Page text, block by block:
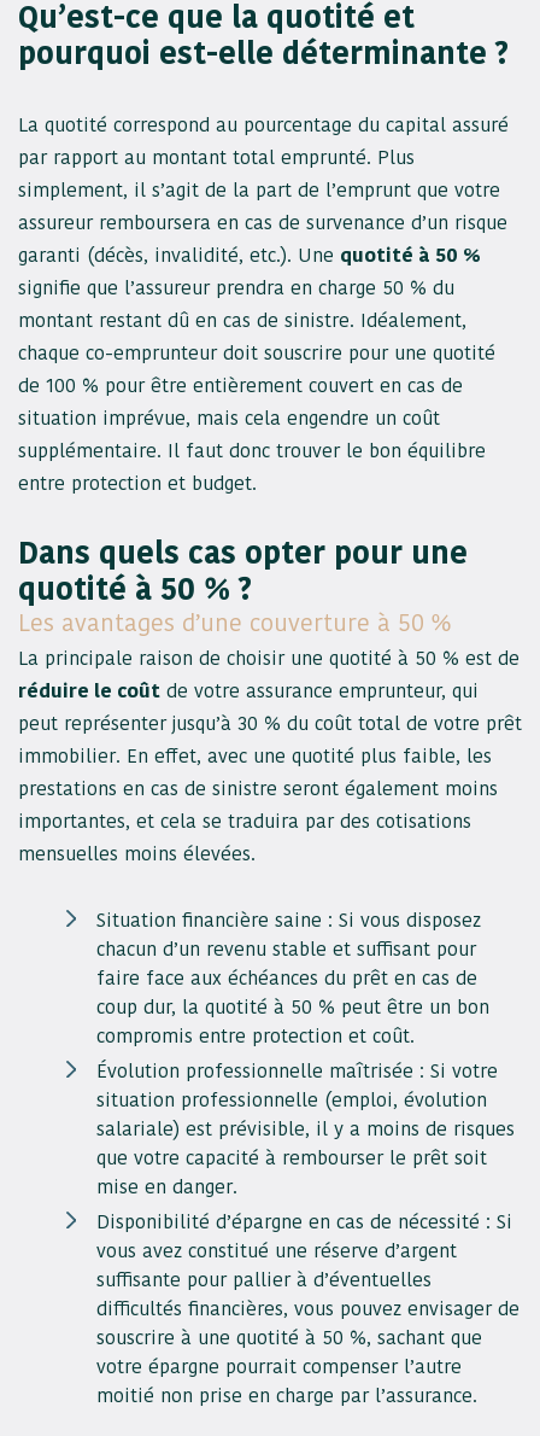
Qu’est-ce que la quotité et
pourquoi est-elle déterminante ?
La quotité correspond au pourcentage du capital assuré
par rapport au montant total emprunté. Plus
simplement, il s’agit de la part de l’emprunt que votre
assureur remboursera en cas de survenance d’un risque
garanti (décès, invalidité, etc.). Une quotité à 50 %
signifie que l’assureur prendra en charge 50 % du
montant restant dû en cas de sinistre. Idéalement,
chaque co-emprunteur doit souscrire pour une quotité
de 100 % pour être entièrement couvert en cas de
situation imprévue, mais cela engendre un coût
supplémentaire. Il faut donc trouver le bon équilibre
entre protection et budget.
Dans quels cas opter pour une
quotité à 50 % ?
Les avantages d’une couverture à 50 %
La principale raison de choisir une quotité à 50 % est de
réduire le coût de votre assurance emprunteur, qui
peut représenter jusqu’à 30 % du coût total de votre prêt
immobilier. En effet, avec une quotité plus faible, les
prestations en cas de sinistre seront également moins
importantes, et cela se traduira par des cotisations
mensuelles moins élevées.
Situation financière saine : Si vous disposez
chacun d’un revenu stable et suffisant pour
faire face aux échéances du prêt en cas de
coup dur, la quotité à 50 % peut être un bon
compromis entre protection et coût.
Évolution professionnelle maîtrisée : Si votre
situation professionnelle (emploi, évolution
salariale) est prévisible, il y a moins de risques
que votre capacité à rembourser le prêt soit
mise en danger.
Disponibilité d’épargne en cas de nécessité : Si
vous avez constitué une réserve d’argent
suffisante pour pallier à d’éventuelles
difficultés financières, vous pouvez envisager de
souscrire à une quotité à 50 %, sachant que
votre épargne pourrait compenser l’autre
moitié non prise en charge par l’assurance.